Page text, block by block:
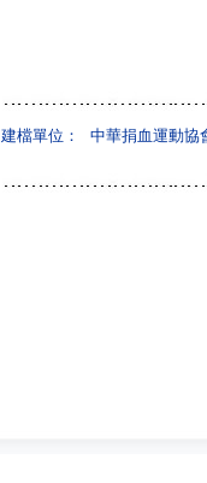
建檔單位： 中華捐血運動協